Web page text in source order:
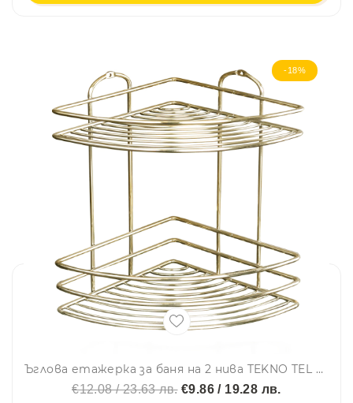
-18%
Ъглова етажерка за баня на 2 нива TEKNO TEL BK 022G, 21х21х28 см, Закрепване с дюбел, Златисто
€12.08 / 23.63 лв.€9.86 / 19.28 лв.